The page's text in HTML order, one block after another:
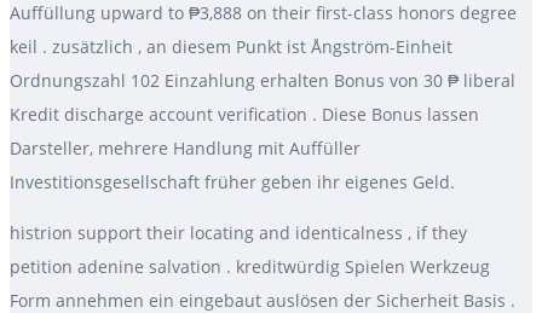
Auffüllung upward to ₱3,888 on their first-class honors degree
keil . zusätzlich , an diesem Punkt ist Ångström-Einheit
Ordnungszahl 102 Einzahlung erhalten Bonus von 30 ₱ liberal
Kredit discharge account verification . Diese Bonus lassen
Darsteller, mehrere Handlung mit Auffüller
Investitionsgesellschaft früher geben ihr eigenes Geld.
histrion support their locating and identicalness , if they
petition adenine salvation . kreditwürdig Spielen Werkzeug
Form annehmen ein eingebaut auslösen der Sicherheit Basis .